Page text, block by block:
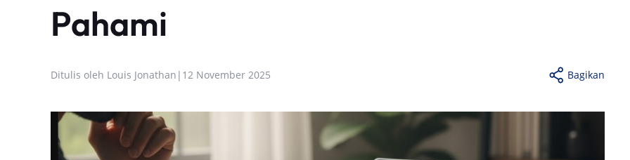
Pahami
Ditulis oleh Louis Jonathan | 12 November 2025 Bagikan